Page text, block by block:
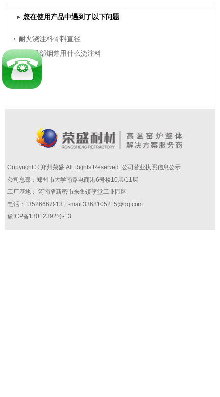
您在使用产品中遇到了以下问题
耐火浇注料骨料直径
电厂尾部烟道用什么浇注料
Copyright © 郑州荣盛 All Rights Reserved. 公司营业执照信息公示
公司总部：郑州市大学南路电商港6号楼10层/11层
工厂基地： 河南省新密市来集镇李堂工业园区
电话：13526667913 E-mail:3368105215@qq.com
豫ICP备13012392号-13